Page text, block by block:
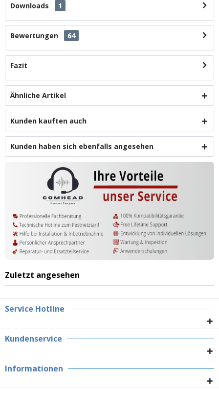
Downloads 1
Bewertungen 64
Fazit
Ähnliche Artikel
Kunden kauften auch
Kunden haben sich ebenfalls angesehen
Zuletzt angesehen
Service Hotline
Kundenservice
Informationen